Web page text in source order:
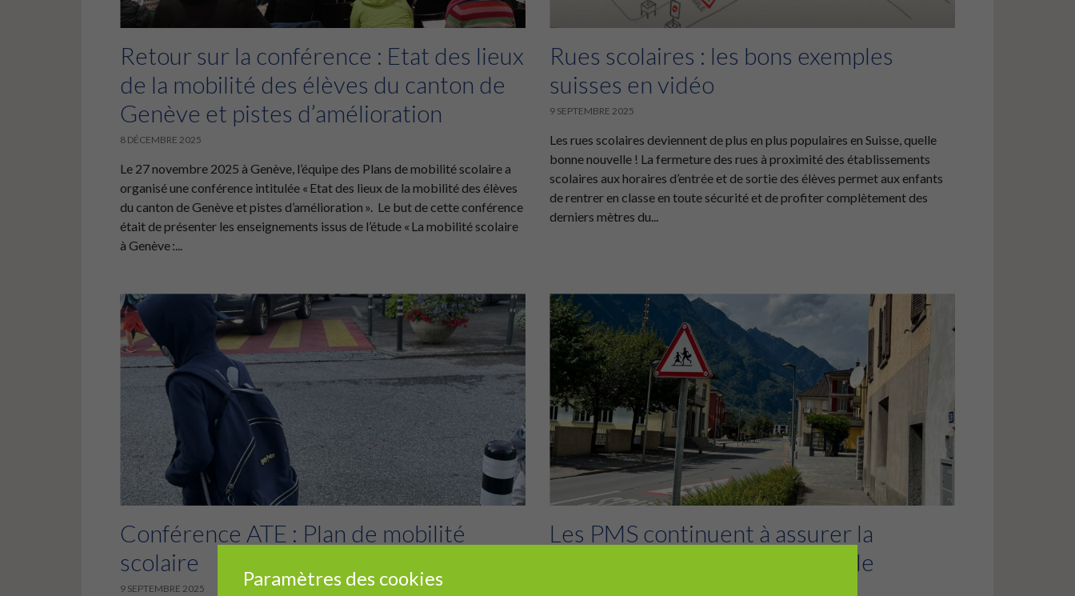
Retour sur la conférence : Etat des lieux
de la mobilité des élèves du canton de
Genève et pistes d’amélioration
8 DÉCEMBRE 2025
Le 27 novembre 2025 à Genève, l’équipe des Plans de mobilité scolaire a
organisé une conférence intitulée « Etat des lieux de la mobilité des élèves
du canton de Genève et pistes d’amélioration ». Le but de cette conférence
était de présenter les enseignements issus de l’étude « La mobilité scolaire
à Genève :...
Rues scolaires : les bons exemples
suisses en vidéo
9 SEPTEMBRE 2025
Les rues scolaires deviennent de plus en plus populaires en Suisse, quelle
bonne nouvelle ! La fermeture des rues à proximité des établissements
scolaires aux horaires d’entrée et de sortie des élèves permet aux enfants
de rentrer en classe en toute sécurité et de profiter complètement des
derniers mètres du...
Conférence ATE : Plan de mobilité
scolaire
9 SEPTEMBRE 2025
Les PMS continuent à assurer la
sécurité sur le chemin de l’école
Paramètres des cookies